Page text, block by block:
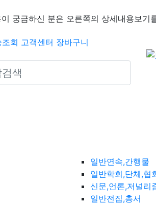
궁금하신 분은 오른쪽의 상세내용보기
회 고객센터 장바구니
일반연속,간행물
일반학회,단체,협
신문,언론,저널리
일반전집,총서